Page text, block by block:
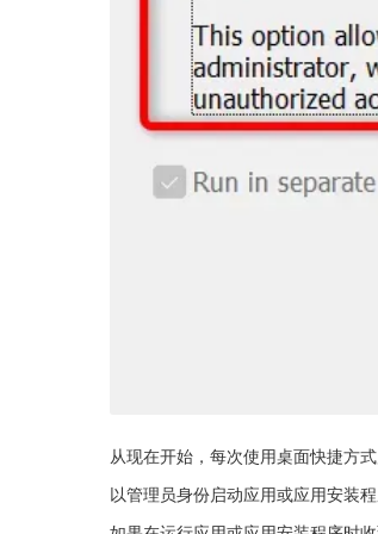
从现在开始，每次使用桌面快捷方
以管理员身份启动应用或应用安装